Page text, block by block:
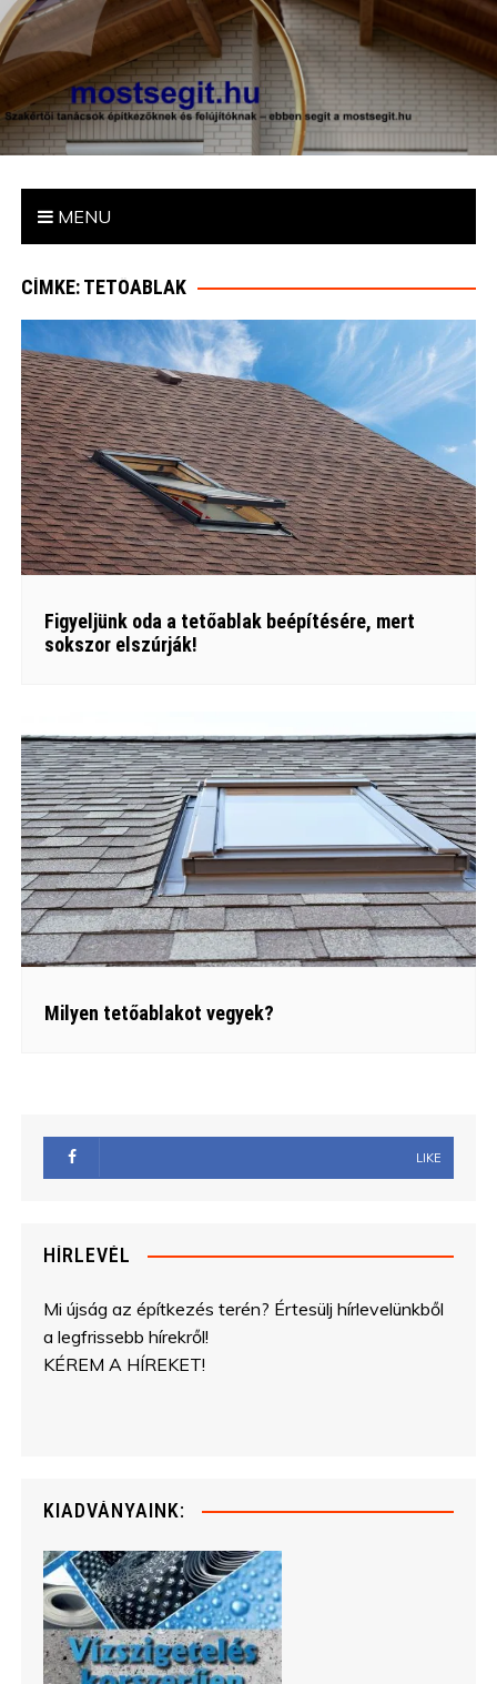
mostsegit.hu
Szakértői tanácsok építkezőknek és felújítóknak – ebben segít
a mostsegit.hu
MENU
CÍMKE: TETŐABLAK
Figyeljünk oda a tetőablak beépítésére, mert
sokszor elszúrják!
Milyen tetőablakot vegyek?
LIKE
HÍRLEVÉL
Mi újság az építkezés terén? Értesülj hírlevelünkből
a legfrissebb hírekről!
KÉREM A HÍREKET!
KIADVÁNYAINK: